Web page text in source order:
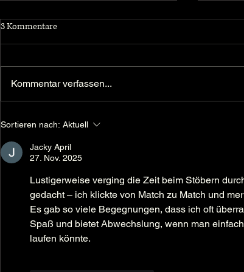
3 Kommentare
Kommentar verfassen...
Sortieren nach: Aktuell
Jacky April
27. Nov. 2025
Lustigerweise verging die Zeit beim Stöbern
gedacht – ich klickte von Match zu Match und
Es gab so viele Begegnungen, dass ich oft
Spaß und bietet Abwechslung, wenn man
laufen könnte.